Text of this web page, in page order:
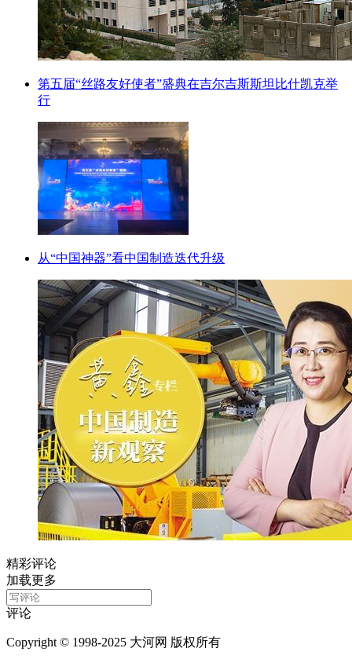
第五届“丝路友好使者”盛典在吉尔吉斯斯坦比什凯克举
行
从“中国神器”看中国制造迭代升级
精彩评论
加载更多
评论
Copyright © 1998-2025 大河网 版权所有